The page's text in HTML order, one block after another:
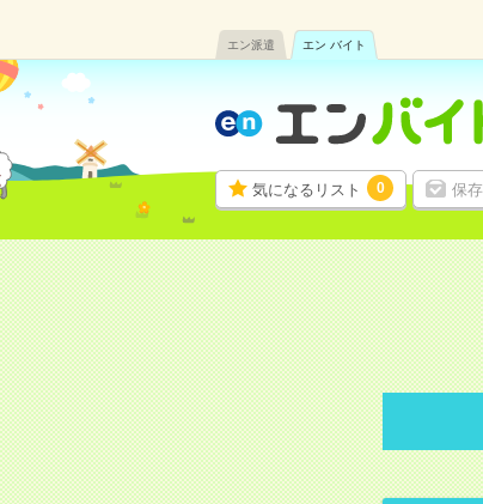
エン派遣 エン バイト
気になるリスト 0 保